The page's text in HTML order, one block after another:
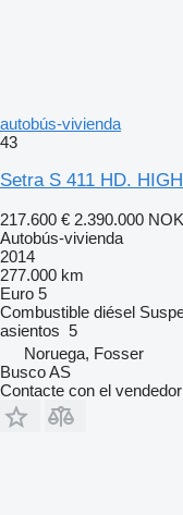
autobús-vivienda
43
Setra S 411 HD.
217.600 € 2.390.000 NOK
Autobús-vivienda
2014
277.000 km
Euro 5
Combustible diésel
asientos 5
Noruega, Fosser
Busco AS
Contacte con el vendedor